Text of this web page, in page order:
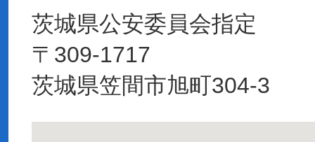
茨城県公安委員会指定
〒309-1717
茨城県笠間市旭町304-3